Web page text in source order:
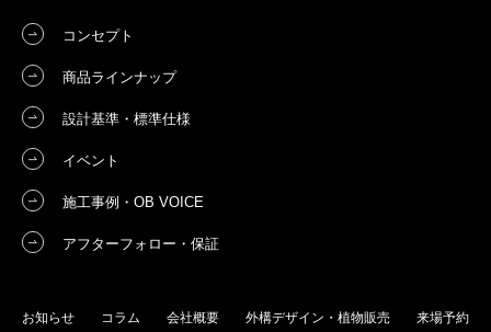
コンセプト
商品ラインナップ
設計基準・標準仕様
イベント
施工事例・OB VOICE
アフターフォロー・保証
お知らせ コラム 会社概要 外構デザイン・植物販売 来場予約